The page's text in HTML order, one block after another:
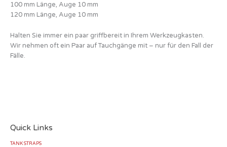
Quick Links
TANK STRAPS
100 mm Länge, Auge 10 mm
120 mm Länge, Auge 10 mm
Halten Sie immer ein paar griffbereit in Ihrem Werkzeugkasten.
Wir nehmen oft ein Paar auf Tauchgänge mit – nur für den Fall der
Fälle.